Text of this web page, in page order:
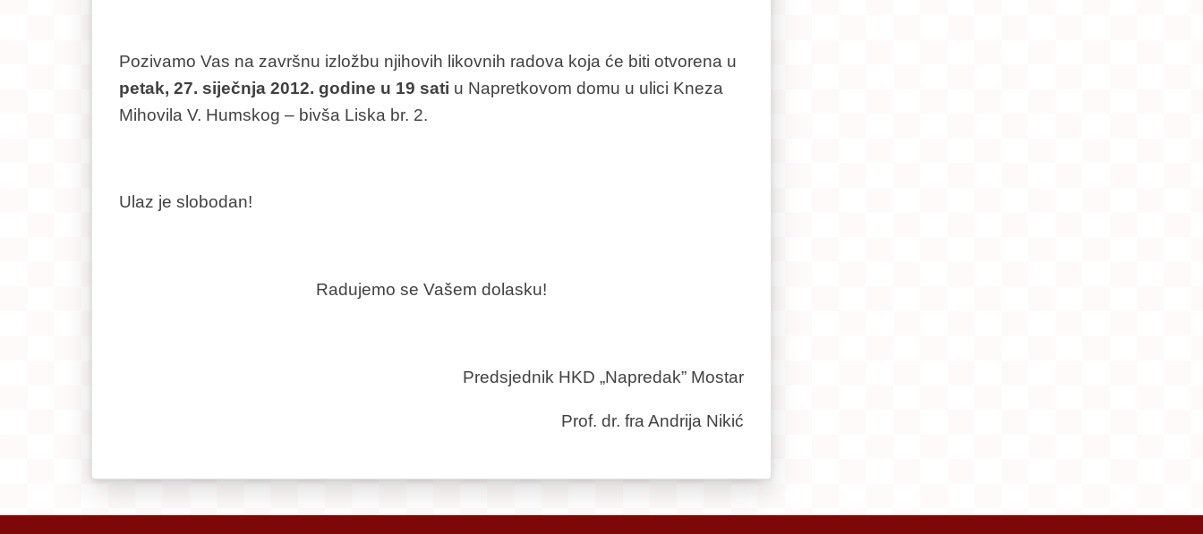
Pozivamo Vas na završnu izložbu njihovih likovnih radova koja će biti otvorena u
petak, 27. siječnja 2012. godine u 19 sati u Napretkovom domu u ulici Kneza
Mihovila V. Humskog – bivša Liska br. 2.
Ulaz je slobodan!
Radujemo se Vašem dolasku!
Predsjednik HKD „Napredak” Mostar
Prof. dr. fra Andrija Nikić